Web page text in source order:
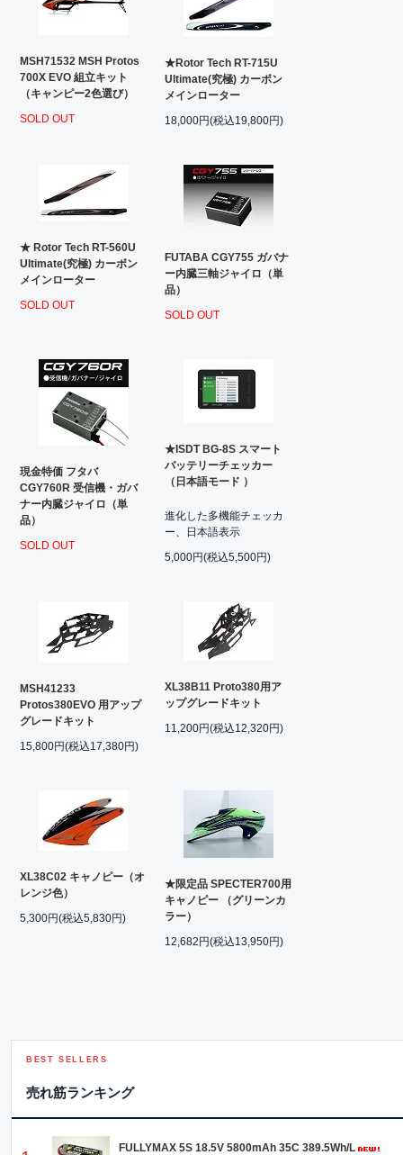
MSH71532 MSH Protos
700X EVO 組立キット
（キャンピー2色選び）
SOLD OUT
★Rotor Tech RT-715U
Ultimate(究極) カーボン
メインローター
18,000円(税込19,800円)
★ Rotor Tech RT-560U
Ultimate(究極) カーボン
メインローター
SOLD OUT
FUTABA CGY755 ガバナ
ー内臓三軸ジャイロ（単
品）
SOLD OUT
現金特価 フタバ
CGY760R 受信機・ガバ
ナー内臓ジャイロ（単
品）
SOLD OUT
★ISDT BG-8S スマート
バッテリーチェッカー
（日本語モード ）
進化した多機能チェッカ
ー、日本語表示
5,000円(税込5,500円)
MSH41233
Protos380EVO 用アップ
グレードキット
15,800円(税込17,380円)
XL38B11 Proto380用ア
ップグレードキット
11,200円(税込12,320円)
XL38C02 キャノピー（オ
レンジ色）
5,300円(税込5,830円)
★限定品 SPECTER700用
キャノピー （グリーンカ
ラー）
12,682円(税込13,950円)
BEST SELLERS
売れ筋ランキング
FULLYMAX 5S 18.5V 5800mAh 35C 389.5Wh/L